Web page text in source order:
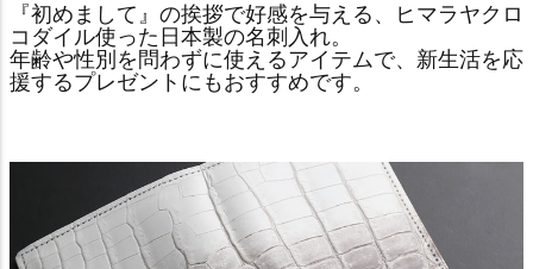
『初めまして』の挨拶で好感を与える、ヒマラヤクロ
コダイル使った日本製の名刺入れ。
年齢や性別を問わずに使えるアイテムで、新生活を応
援するプレゼントにもおすすめです。